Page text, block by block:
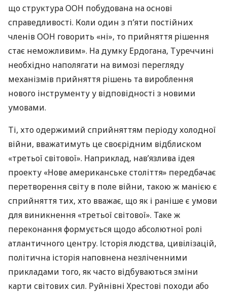
що структураООН побудована на основі
справедливості. Коли один з п’яти постійних
членівООН говорить «ні», то прийняття рішення
стає неможливим». На думку Ердогана, Туреччині
необхідно наполягати на вимозі перегляду
механізмів прийняття рішень та вироблення
нового інструменту у відповідності з новими
умовами.
Ті, хто одержимий сприйняттям періоду холодної
війни, вважатимуть це своєрідним відблиском
«третьої світової». Наприклад, нав’язлива ідея
проекту «Нове американське століття» передбачає
перетворення світу в поле війни, такою ж манією є
сприйняття тих, хто вважає, що як і раніше є умови
для виникнення «третьої світової». Таке ж
переконання формується щодо абсолютної ролі
атлантичного центру. Історія людства, цивілізацій,
політична історія наповнена незліченними
прикладами того, як часто відбуваються зміни
карти світових сил. Руйнівні Хрестові походи або